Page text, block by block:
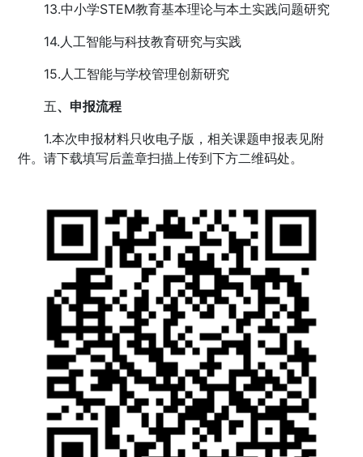
13.中小学STEM教育基本理论与本土实践问题研究
14.人工智能与科技教育研究与实践
15.人工智能与学校管理创新研究
五、申报流程
1.本次申报材料只收电子版，相关课题申报表见附
件。请下载填写后盖章扫描上传到下方二维码处。